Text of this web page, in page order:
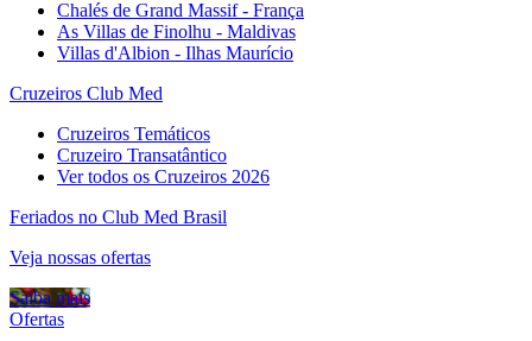
Chalés de Grand Massif - França
As Villas de Finolhu - Maldivas
Villas d'Albion - Ilhas Maurício
Cruzeiros Club Med
Cruzeiros Temáticos
Cruzeiro Transatântico
Ver todos os Cruzeiros 2026
Feriados no Club Med Brasil
Veja nossas ofertas
Saiba mais
Ofertas